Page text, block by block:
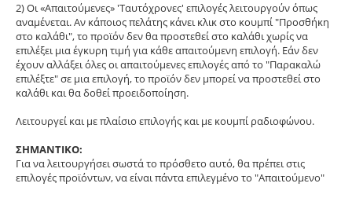
2) Οι «Απαιτούμενες» 'Ταυτόχρονες' επιλογές λειτουργούν όπως
αναμένεται. Αν κάποιος πελάτης κάνει κλικ στο κουμπί "Προσθήκη
στο καλάθι", το προϊόν δεν θα προστεθεί στο καλάθι χωρίς να
επιλέξει μια έγκυρη τιμή για κάθε απαιτούμενη επιλογή. Εάν δεν
έχουν αλλάξει όλες οι απαιτούμενες επιλογές από το "Παρακαλώ
επιλέξτε" σε μια επιλογή, το προϊόν δεν μπορεί να προστεθεί στο
καλάθι και θα δοθεί προειδοποίηση.
Λειτουργεί και με πλαίσιο επιλογής και με κουμπί ραδιοφώνου.
ΣΗΜΑΝΤΙΚΟ:
Για να λειτουργήσει σωστά το πρόσθετο αυτό, θα πρέπει στις
επιλογές προϊόντων, να είναι πάντα επιλεγμένο το "Απαιτούμενο"